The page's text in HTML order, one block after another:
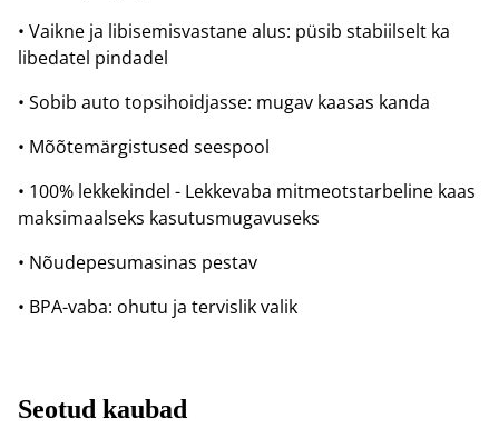
• Vaikne ja libisemisvastane alus: püsib stabiilselt ka
libedatel pindadel
• Sobib auto topsihoidjasse: mugav kaasas kanda
• Mõõtemärgistused seespool
• 100% lekkekindel - Lekkevaba mitmeotstarbeline kaas
maksimaalseks kasutusmugavuseks
• Nõudepesumasinas pestav
• BPA-vaba: ohutu ja tervislik valik
Seotud kaubad